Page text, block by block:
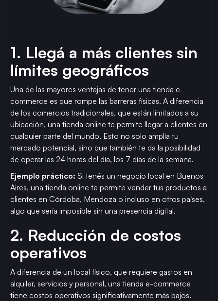
1. Llegá a más clientes sin
límites geográficos
Una de las mayores ventajas de tener una tienda e-
commerce es que rompe las barreras físicas. A diferencia
de los comercios tradicionales, que están limitados a su
ubicación, una tienda online te permite llegar a clientes en
cualquier parte del mundo. Esto no solo amplía tu
mercado potencial, sino que también te da la posibilidad
de operar las 24 horas del día, los 7 días de la semana.
Ejemplo práctico: Si tenés un negocio local en Buenos
Aires, una tienda online te permite vender tus productos a
clientes en Córdoba, Mendoza o incluso en otros países,
algo que sería imposible sin una presencia digital.
2. Reducción de costos
operativos
A diferencia de un local físico, que requiere gastos en
alquiler, servicios y personal, una tienda e-commerce
tiene costos operativos significativamente más bajos.